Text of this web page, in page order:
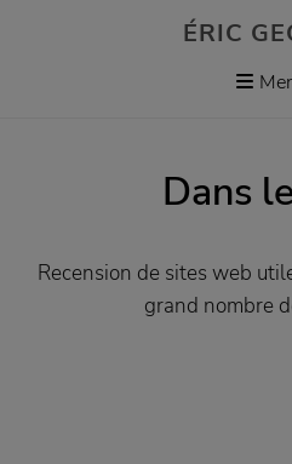
ÉRIC
Dans
Recension de sites web
grand nombre